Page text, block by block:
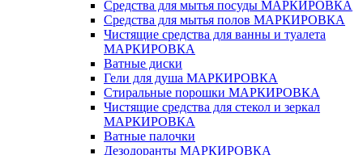
Средства для мытья посуды МАРКИРОВКА
Средства для мытья полов МАРКИРОВКА
Чистящие средства для ванны и туалета
МАРКИРОВКА
Ватные диски
Гели для душа МАРКИРОВКА
Стиральные порошки МАРКИРОВКА
Чистящие средства для стекол и зеркал
МАРКИРОВКА
Ватные палочки
Дезодоранты МАРКИРОВКА